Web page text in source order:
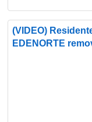
(VIDEO)
EDENORTE